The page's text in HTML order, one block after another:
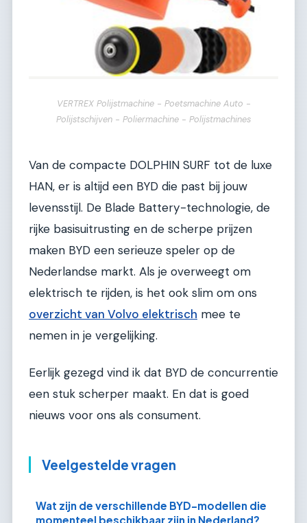
VERTREX Polijstmachine - Poetsmachine Auto -
Polijstschijven - Poliermachine - Polijstmachines
Van de compacte DOLPHIN SURF tot de luxe
HAN, er is altijd een BYD die past bij jouw
levensstijl. De Blade Battery-technologie, de
rijke basisuitrusting en de scherpe prijzen
maken BYD een serieuze speler op de
Nederlandse markt. Als je overweegt om
elektrisch te rijden, is het ook slim om ons
overzicht van Volvo elektrisch mee te
nemen in je vergelijking.
Eerlijk gezegd vind ik dat BYD de concurrentie
een stuk scherper maakt. En dat is goed
nieuws voor ons als consument.
Veelgestelde vragen
Wat zijn de verschillende BYD-modellen die
momenteel beschikbaar zijn in Nederland?